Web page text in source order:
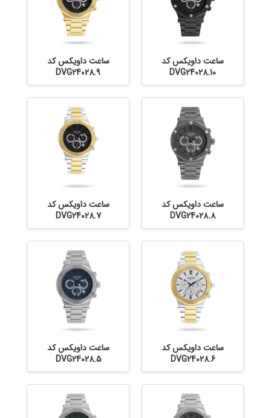
ساعت داویکس کد
DVG24028.10
ساعت داویکس کد
DVG24028.9
ساعت داویکس کد
DVG24028.8
ساعت داویکس کد
DVG24028.7
ساعت داویکس کد
DVG24028.6
ساعت داویکس کد
DVG24028.5